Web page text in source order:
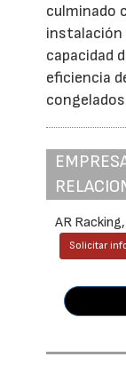
culminado
instalación
capacidad
eficiencia
AR Racking,
Solicitar